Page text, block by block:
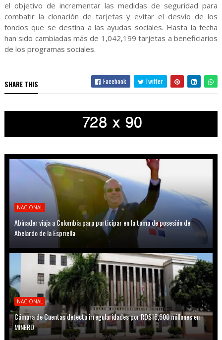
el objetivo de incrementar las medidas de seguridad para
combatir la clonación de tarjetas y evitar el desvío de los
fondos que se destina a las ayudas sociales. Hasta la fecha
han sido cambiadas más de 1,042,199 tarjetas a beneficiarios
de los programas sociales.
SHARE THIS Facebook Twitter
NACIONAL
Abinader viaja a Colombia para participar en la toma de posesión de
Abelardo de la Espriella
NACIONAL
Cámara de Cuentas detecta irregularidades por RD$16,600 millones en
MINERD